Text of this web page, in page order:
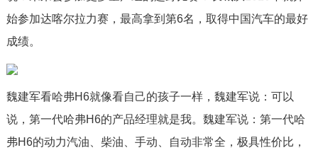
始参加达喀尔拉力赛，最高拿到第6名，取得中国汽车的最好
成绩。
魏建军看哈弗H6就像看自己的孩子一样，魏建军说：可以
说，第一代哈弗H6的产品经理就是我。魏建军说：第一代哈
弗H6的动力汽油、柴油、手动、自动非常全，极具性价比，